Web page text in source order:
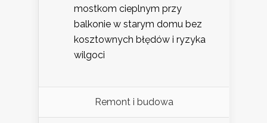
mostkom cieplnym przy
balkonie w starym domu bez
kosztownych błędów i ryzyka
wilgoci
Remont i budowa